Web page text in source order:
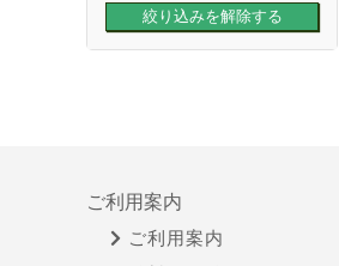
ご利用案内
ご利用案内